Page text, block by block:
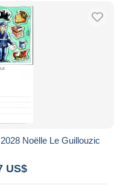
Noëlle Le Guillouzic
US$